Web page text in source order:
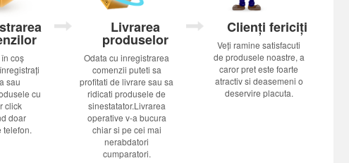
coș
sau
cu
click
doar
telefon.
Livrarea
produselor
Odata cu inregistrarea
comenzii puteti sa
profitati de livrare sau sa
ridicati produsele de
sinestatator.Livrarea
operative v-a bucura
chiar si pe cei mai
nerabdatori
cumparatori.
Clienți fericiți
Veți ramine satisfacuti
de produsele noastre, a
caror pret este foarte
atractiv si deasemeni o
deservire placuta.